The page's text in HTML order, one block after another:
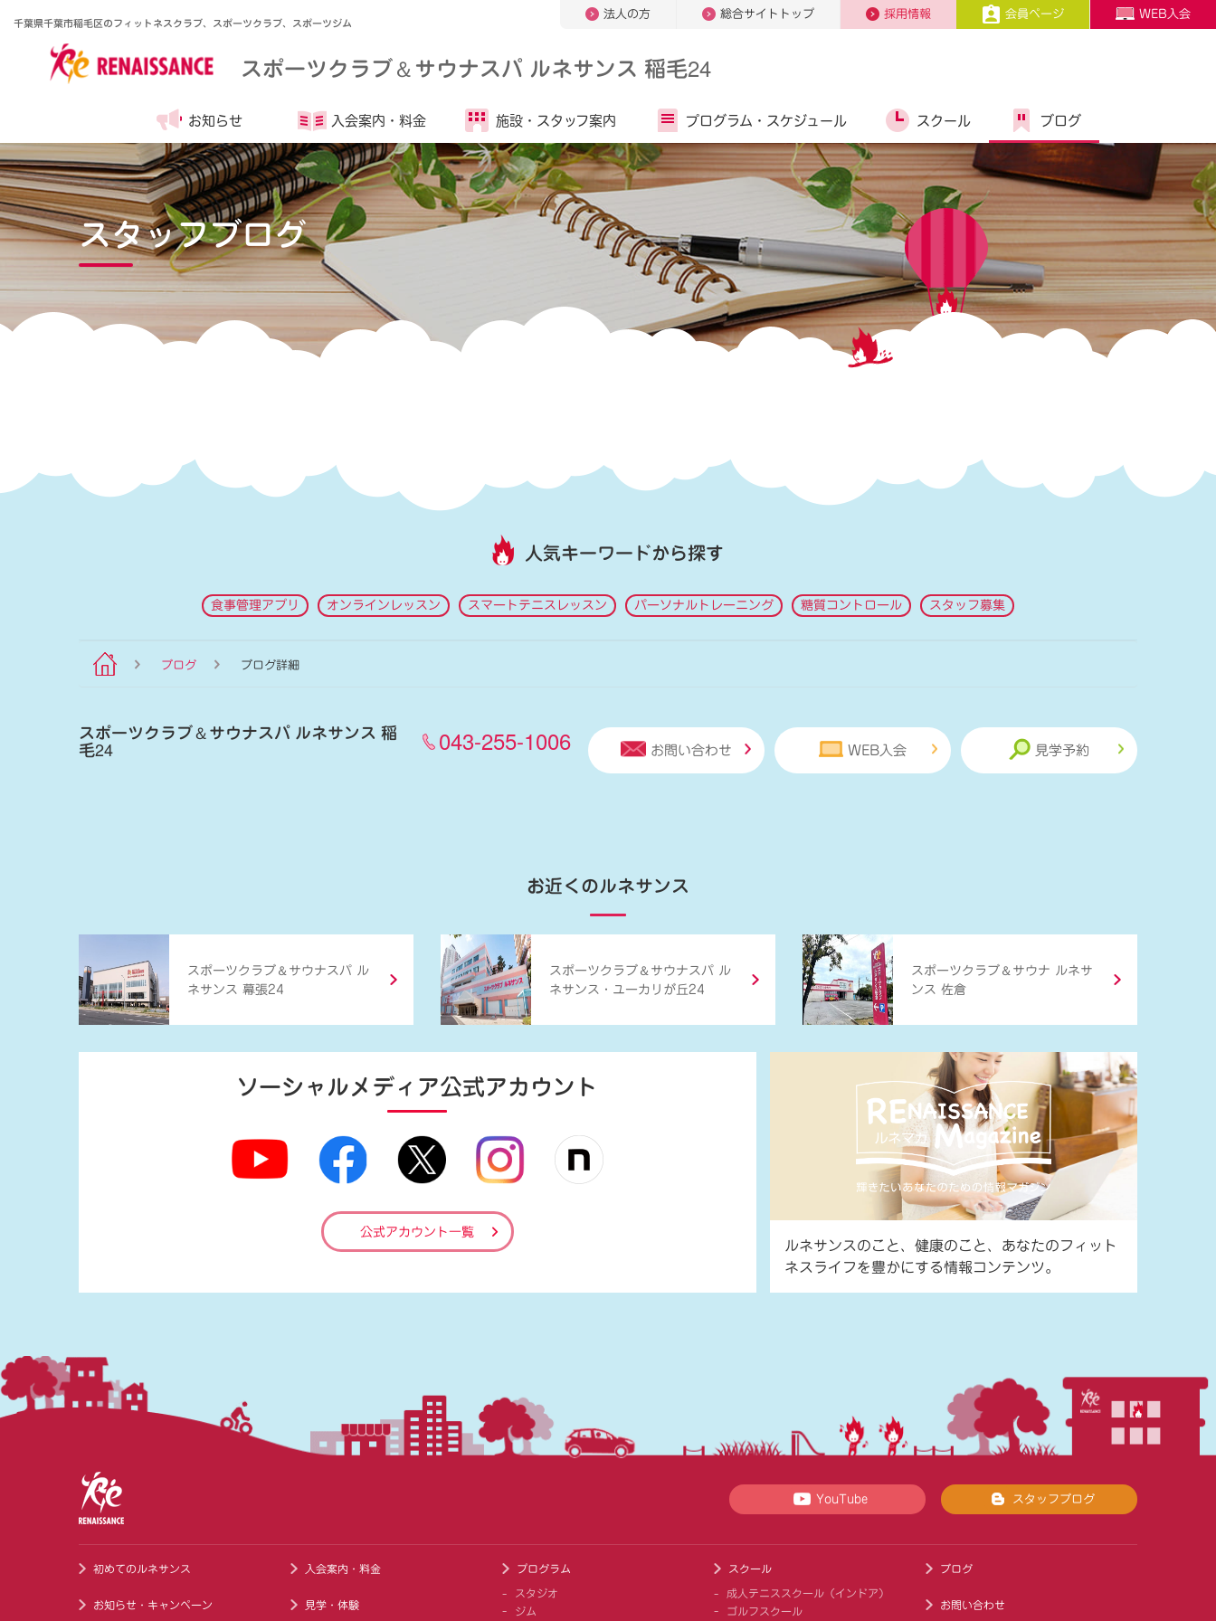
千葉県千葉市稲毛区のフィットネスクラブ、スポーツクラブ、スポーツジム
法人の方 総合サイトトップ 採用情報 会員ページ WEB入会
スポーツクラブ＆サウナスパ ルネサンス 稲毛24
お知らせ 入会案内・ 料金 施設・ スタッフ案内 プログラム・ スケジュール スクール ブログ
スタッフブログ
人気キーワードから探す
食事管理アプリ オンラインレッスン スマートテニスレッスン パーソナルトレーニング 糖質コントロール スタッフ募集
ブログ ブログ詳細
スポーツクラブ＆サウナスパ ルネサンス 稲
毛24 043-255-1006 お問い合わせ WEB入会 見学予約
お近くのルネサンス
スポーツクラブ ＆ サウナスパ ル
ネサンス 幕張24
スポーツクラブ ＆ サウナスパ ル
ネサンス・ユーカリが丘24
スポーツクラブ ＆ サウナ ルネサ
ンス 佐倉
ソーシャルメディア公式アカウント
公式アカウント一覧
ルネサンスのこと、健康のこと、あなたのフィット
ネスライフを豊かにする情報コンテンツ。
YouTube スタッフブログ
初めてのルネサンス
お知らせ・キャンペーン
入会案内・料金
見学・体験
プログラム
スタジオ
ジム
スクール
成人テニススクール（インドア）
ゴルフスクール
ブログ
お問い合わせ